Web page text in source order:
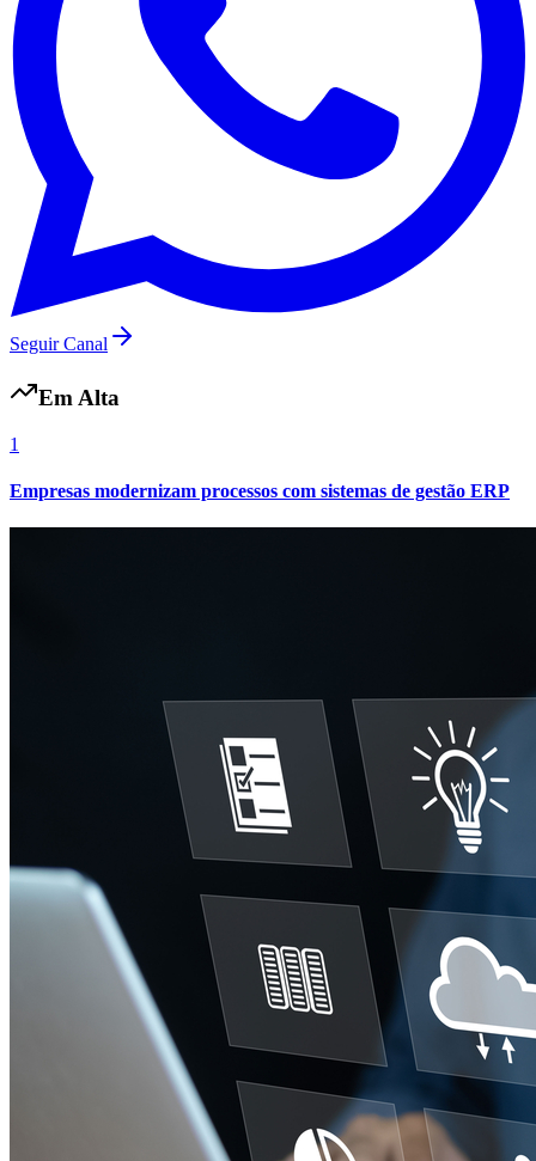
Seguir Canal
Em Alta
1
Empresas modernizam processos com sistemas de gestão ERP